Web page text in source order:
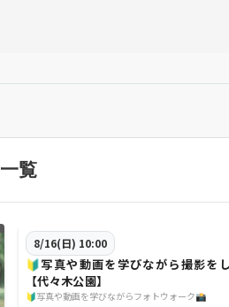
覧
8/16(日) 10:00
🔰写真や動画を学びながら撮影を
【代々木公園】
🔰写真や動画を学びながらフォトウォーク📸